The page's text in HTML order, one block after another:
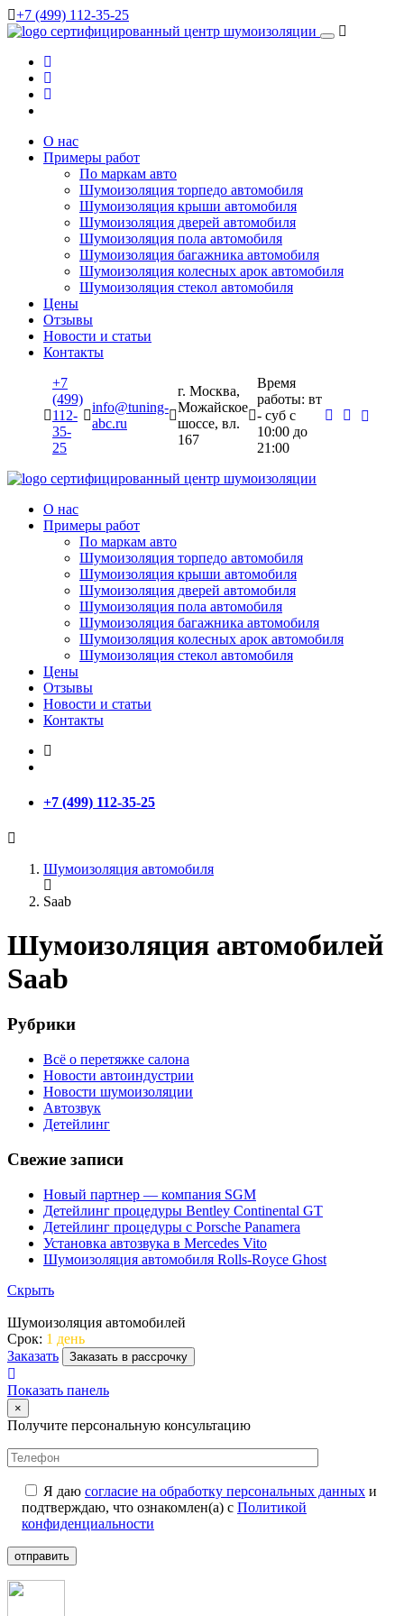
+7 (499) 112-35-25
сертифицированный центр шумоизоляции
О нас
Примеры работ
По маркам авто
Шумоизоляция торпедо автомобиля
Шумоизоляция крыши автомобиля
Шумоизоляция дверей автомобиля
Шумоизоляция пола автомобиля
Шумоизоляция багажника автомобиля
Шумоизоляция колесных арок автомобиля
Шумоизоляция стекол автомобиля
Цены
Отзывы
Новости и статьи
Контакты
+7
(499)
112-
35-
25
info@tuning-
abc.ru
г. Москва,
Можайское
шоссе, вл.
167
Время
работы: вт
- суб c
10:00 до
21:00
сертифицированный центр шумоизоляции
О нас
Примеры работ
По маркам авто
Шумоизоляция торпедо автомобиля
Шумоизоляция крыши автомобиля
Шумоизоляция дверей автомобиля
Шумоизоляция пола автомобиля
Шумоизоляция багажника автомобиля
Шумоизоляция колесных арок автомобиля
Шумоизоляция стекол автомобиля
Цены
Отзывы
Новости и статьи
Контакты
+7 (499) 112-35-25
Шумоизоляция автомобиля
Saab
Шумоизоляция автомобилей
Saab
Рубрики
Всё о перетяжке салона
Новости автоиндустрии
Новости шумоизоляции
Автозвук
Детейлинг
Свежие записи
Новый партнер — компания SGM
Детейлинг процедуры Bentley Continental GT
Детейлинг процедуры с Porsche Panamera
Установка автозвука в Mercedes Vito
Шумоизоляция автомобиля Rolls-Royce Ghost
Скрыть
Шумоизоляция автомобилей
Срок: 1 день
Заказать
Заказать в рассрочку
Показать панель
×
Получите персональную консультацию
Я даю согласие на обработку персональных данных и
подтверждаю, что ознакомлен(а) с Политикой
конфиденциальности
отправить